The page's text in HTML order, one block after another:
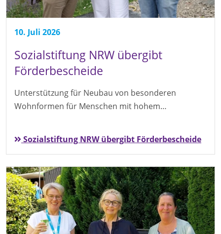
10. Juli 2026
Sozialstiftung NRW übergibt
Förderbescheide
Unterstützung für Neubau von besonderen
Wohnformen für Menschen mit hohem…
Sozialstiftung NRW übergibt Förderbescheide